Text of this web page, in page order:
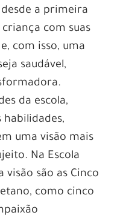
desde a primeira
com suas
com isso, uma
saudável,
da escola,
habilidades,
uma visão mais
Na Escola
visão são as Cinco
como cinco